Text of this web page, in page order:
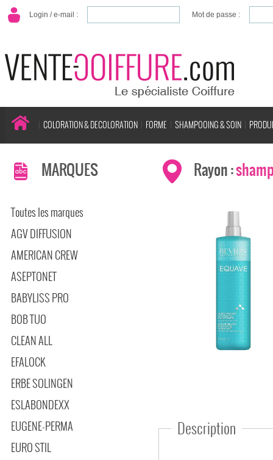
Login / e-mail : Mot de passe :
COLORATION & DECOLORATION FORME SHAMPOOING & SOIN
MARQUES
Toutes les marques
AGV DIFFUSION
AMERICAN CREW
ASEPTONET
BABYLISS PRO
BOB TUO
CLEAN ALL
EFALOCK
ERBE SOLINGEN
ESLABONDEXX
EUGENE-PERMA
EURO STIL
Rayon :
Description